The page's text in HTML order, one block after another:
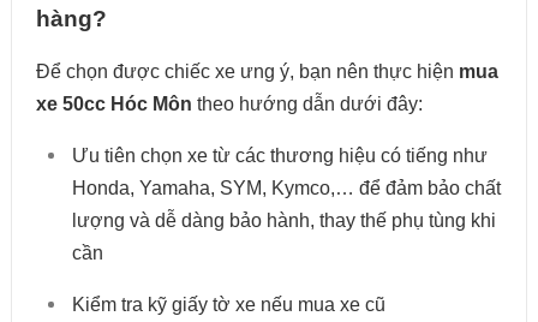
hàng?
Để chọn được chiếc xe ưng ý, bạn nên thực hiện mua
xe 50cc Hóc Môn theo hướng dẫn dưới đây:
Ưu tiên chọn xe từ các thương hiệu có tiếng như
Honda, Yamaha, SYM, Kymco,… để đảm bảo chất
lượng và dễ dàng bảo hành, thay thế phụ tùng khi
cần
Kiểm tra kỹ giấy tờ xe nếu mua xe cũ